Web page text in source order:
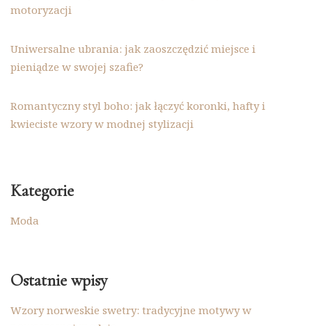
motoryzacji
Uniwersalne ubrania: jak zaoszczędzić miejsce i
pieniądze w swojej szafie?
Romantyczny styl boho: jak łączyć koronki, hafty i
kwieciste wzory w modnej stylizacji
Kategorie
Moda
Ostatnie wpisy
Wzory norweskie swetry: tradycyjne motywy w